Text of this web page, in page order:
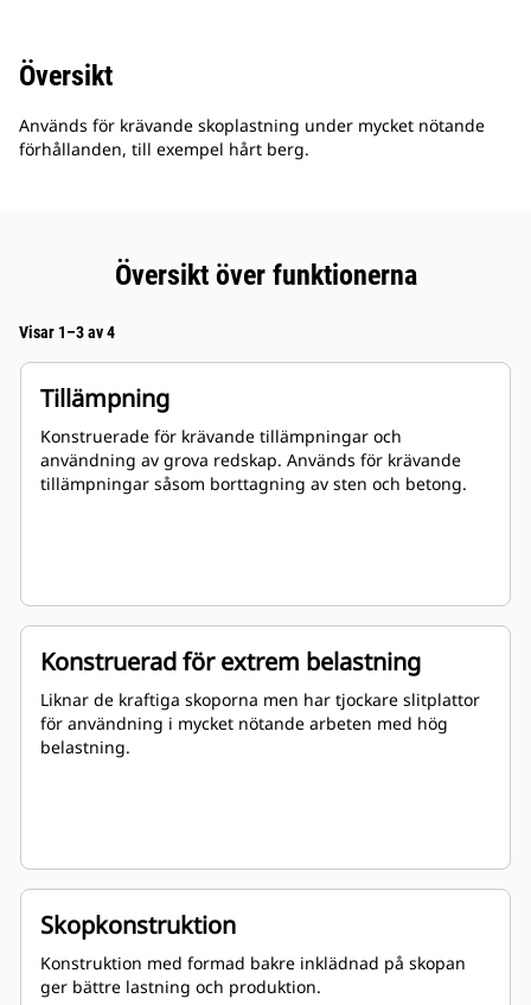
Översikt
Används för krävande skoplastning under mycket nötande
förhållanden, till exempel hårt berg.
Översikt över funktionerna
Visar 1–3 av 4
Tillämpning
Konstruerade för krävande tillämpningar och
användning av grova redskap. Används för krävande
tillämpningar såsom borttagning av sten och betong.
Konstruerad för extrem belastning
Liknar de kraftiga skoporna men har tjockare slitplattor
för användning i mycket nötande arbeten med hög
belastning.
Skopkonstruktion
Konstruktion med formad bakre inklädnad på skopan
ger bättre lastning och produktion.